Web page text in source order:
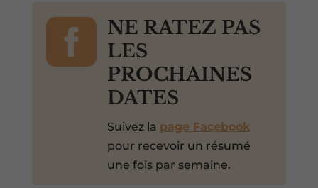

NE RATEZ PAS
LES
PROCHAINES
DATES
Suivez la page Facebook
pour recevoir un résumé
une fois par semaine.